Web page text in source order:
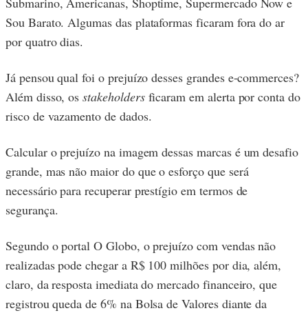
Sou Barato. Algumas das plataformas ficaram fora do ar
por quatro dias.
Já pensou qual foi o prejuízo desses grandes e-commerces?
Além disso, osstakeholdersficaram em alerta por conta do
risco de vazamento de dados.
Calcular o prejuízo na imagem dessas marcas é um desafio
grande, mas não maior do que o esforço que será
necessário para recuperar prestígio em termos de
segurança.
Segundo o portal O Globo, o prejuízo com vendas não
realizadas pode chegar a R$ 100 milhões por dia, além,
claro, da resposta imediata do mercado financeiro, que
registrou queda de 6% na Bolsa de Valores diante da